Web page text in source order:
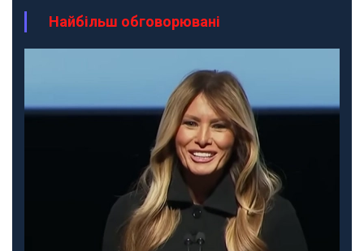
Найбільш обговорювані